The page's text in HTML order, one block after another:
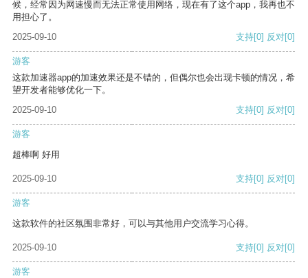
候，经常因为网速慢而无法正常使用网络，现在有了这个app，我再也不
用担心了。
2025-09-10
支持[0] 反对[0]
游客
这款加速器app的加速效果还是不错的，但偶尔也会出现卡顿的情况，希
望开发者能够优化一下。
2025-09-10
支持[0] 反对[0]
游客
超棒啊 好用
2025-09-10 支持[0] 反对[0]
游客
这款软件的社区氛围非常好，可以与其他用户交流学习心得。
2025-09-10 支持[0] 反对[0]
游客